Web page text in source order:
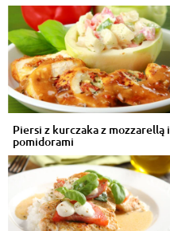
Piersi z kurczaka z mozzarellą i
pomidorami